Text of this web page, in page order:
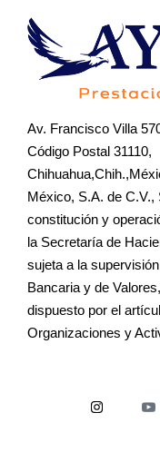
Av. Francisco Villa
Código Postal 31110,
México, S.A. de
constitución y
la Secretaría de
sujeta a la
Bancaria y de
dispuesto por el
Organizaciones y